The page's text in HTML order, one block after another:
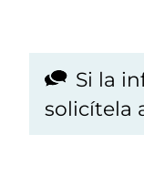
Si la
solicítela